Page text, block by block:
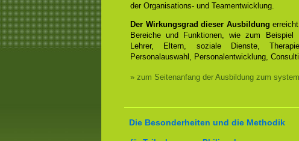
der Organisations- und Teamentwicklung.
Der Wirkungsgrad dieser Ausbildung
Bereiche und Funktionen, wie zum Beispiel
Lehrer, Eltern, soziale Dienste,
Personalauswahl, Personalentwicklung,
» zum Seitenanfang der Ausbildung zum
Die Besonderheiten und die Methodik